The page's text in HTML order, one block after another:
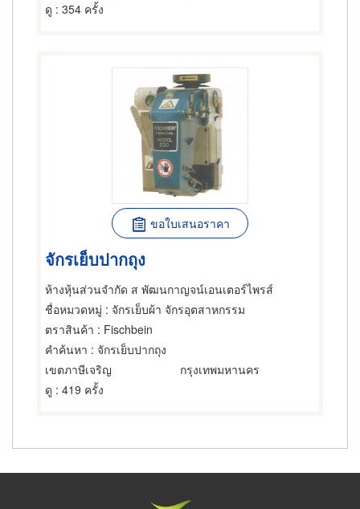
ดู : 354 ครั้ง
ขอใบเสนอราคา
จักรเย็บปากถุง
ห้างหุ้นส่วนจำกัด ส พัฒนกาญจน์เอนเตอร์ไพรส์
ชื่อหมวดหมู่ : จักรเย็บผ้า จักรอุตสาหกรรม
ตราสินค้า : Fischbein
คำค้นหา : จักรเย็บปากถุง
เขตภาษีเจริญ
กรุงเทพมหานคร
ดู : 419 ครั้ง